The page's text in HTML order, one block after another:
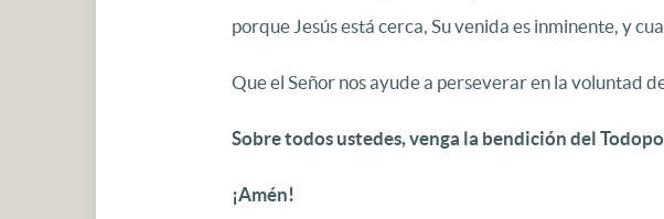
porque Jesús está cerca, Su venida es inminente, y
Que el Señor nos ayude a perseverar en la voluntad
Sobre todos ustedes, venga la bendición del
¡Amén!